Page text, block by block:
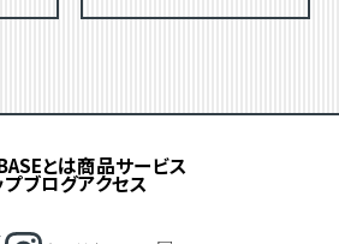
とは商品サービス
プブログアクセス